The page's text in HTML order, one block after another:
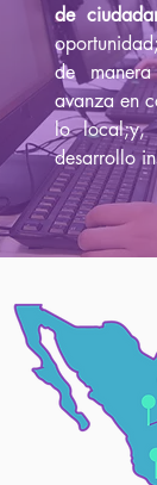
de
de
avanza en
lo local;y,
desarrollo